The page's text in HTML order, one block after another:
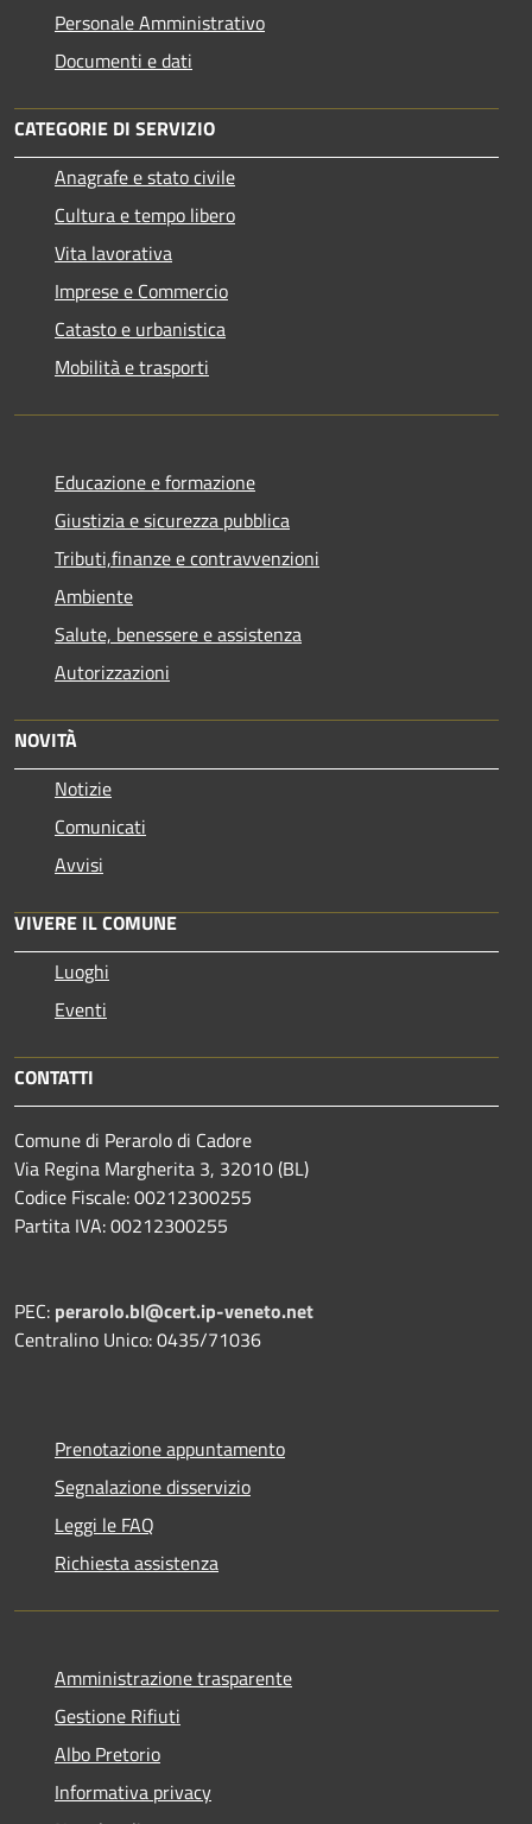
Personale Amministrativo
Documenti e dati
CATEGORIE DI SERVIZIO
Anagrafe e stato civile
Cultura e tempo libero
Vita lavorativa
Imprese e Commercio
Catasto e urbanistica
Mobilità e trasporti
Educazione e formazione
Giustizia e sicurezza pubblica
Tributi,finanze e contravvenzioni
Ambiente
Salute, benessere e assistenza
Autorizzazioni
NOVITÀ
Notizie
Comunicati
Avvisi
VIVERE IL COMUNE
Luoghi
Eventi
CONTATTI
Comune di Perarolo di Cadore
Via Regina Margherita 3, 32010 (BL)
Codice Fiscale: 00212300255
Partita IVA: 00212300255
PEC: perarolo.bl@cert.ip-veneto.net
Centralino Unico: 0435/71036
Prenotazione appuntamento
Segnalazione disservizio
Leggi le FAQ
Richiesta assistenza
Amministrazione trasparente
Gestione Rifiuti
Albo Pretorio
Informativa privacy